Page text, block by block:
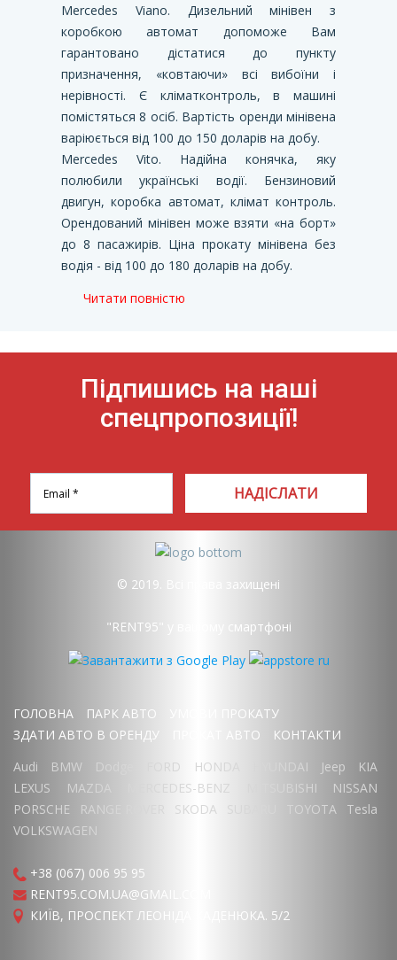
Mercedes Viano. Дизельний мінівен з
коробкою автомат допоможе Вам
гарантовано дістатися до пункту
призначення, «ковтаючи» всі вибоїни і
нерівності. Є кліматконтроль, в машині
помістяться 8 осіб. Вартість оренди мінівена
варіюється від 100 до 150 доларів на добу.
Mercedes Vito. Надійна конячка, яку
полюбили українські водії. Бензиновий
двигун, коробка автомат, клімат контроль.
Орендований мінівен може взяти «на борт»
до 8 пасажирів. Ціна прокату мінівена без
водія - від 100 до 180 доларів на добу.
Читати повністю
Підпишись на наші
спецпропозиції!
НАДІСЛАТИ
© 2019. Всі права захищені
"RENT95" у вашому смартфоні
ГОЛОВНА ПАРК АВТО
УМОВИ ПРОКАТУ
ЗДАТИ АВТО В ОРЕНДУ
ПРОКАТ АВТО
КОНТАКТИ
Audi
BMW Dodge FORD HONDA HYUNDAI Jeep
KIA
LEXUS
MAZDA MERCEDES-BENZ MITSUBISHI
NISSAN
PORSCHE
RANGE ROVER SKODA TOYOTA
Tesla
VOLKSWAGEN
+38 (067) 006 95 95
RENT95.COM.UA@GMAIL.COM
КИЇВ, ПРОСПЕКТ ЛЕОНІДА КАДЕНЮКА. 5/2